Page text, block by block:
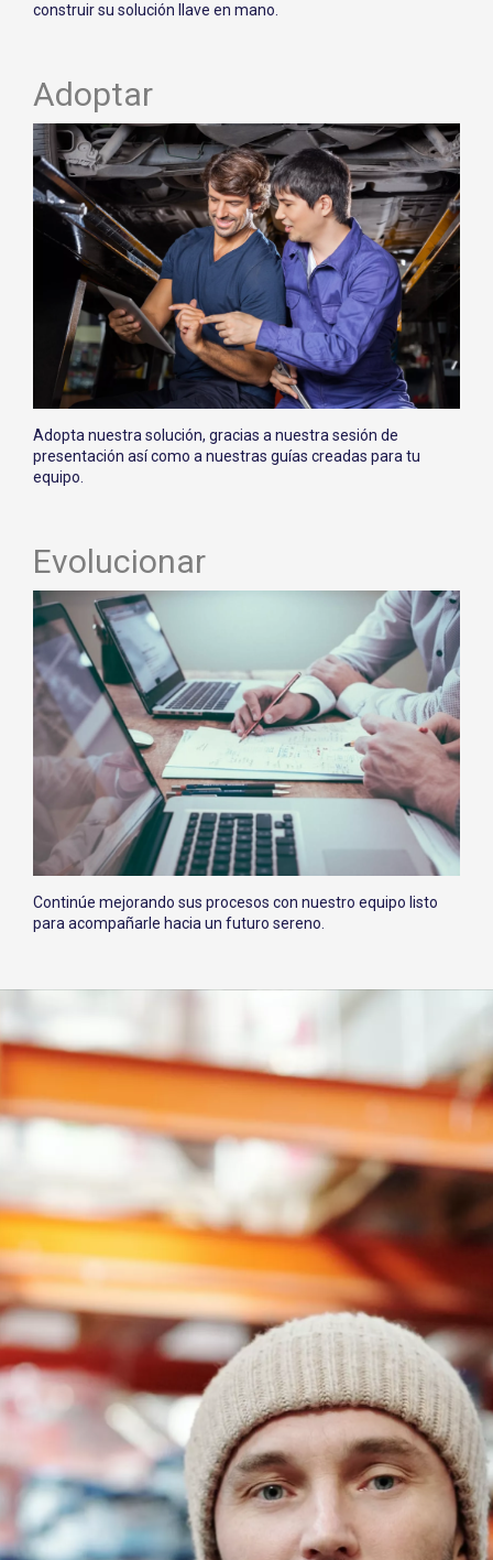
construir su solución llave en mano.
Adoptar
Adopta nuestra solución, gracias a nuestra sesión de
presentación así como a nuestras guías creadas para tu
equipo.
Evolucionar
Continúe mejorando sus procesos con nuestro equipo listo
para acompañarle hacia un futuro sereno.